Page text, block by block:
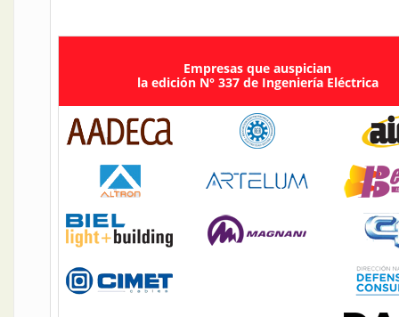
Empresas que auspician
la edición N° 337 de Ingeniería Eléctrica